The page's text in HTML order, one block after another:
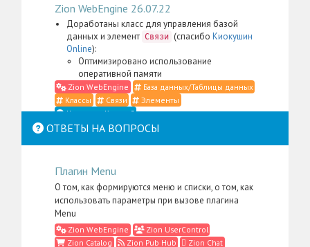
Zion WebEngine 26.07.22
Доработаны класс для управления базой
данных и элемент Связи (спасибо Киокушин
Online):
Оптимизировано использование
оперативной памяти
Zion WebEngine
База данных/Таблицы данных
Классы
Связи
Элементы
Что такое Классы?
Zion WebEngine 26.07.21
контентом, элемент
меню администратора для пакета Zion
, а также административные
скрипты и CSS-определения (спасибо
случаях, когда в административном
ОТВЕТЫ НА ВОПРОСЫ
Плагин Menu
О том, как формируются меню и списки, о том, как
использовать параметры при вызове плагина
Menu
Zion WebEngine
Zion UserControl
Zion Catalog
Zion Pub Hub Zion Chat